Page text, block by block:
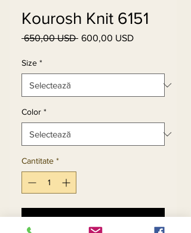
Kourosh Knit 6151
650,00 USD Preț
600,00 USDPreț
Size *
Color *
Cantitate *
Adaugă în coș